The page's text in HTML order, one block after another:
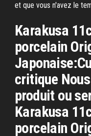
et que vous n'avez le
Karakusa
porcelain
critique
produit ou
Karakusa
porcelain